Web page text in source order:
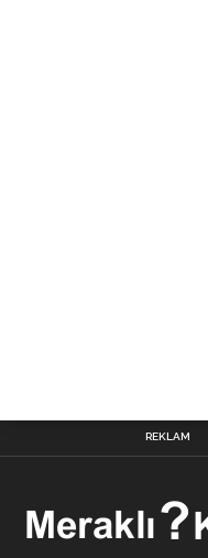
REKLAM